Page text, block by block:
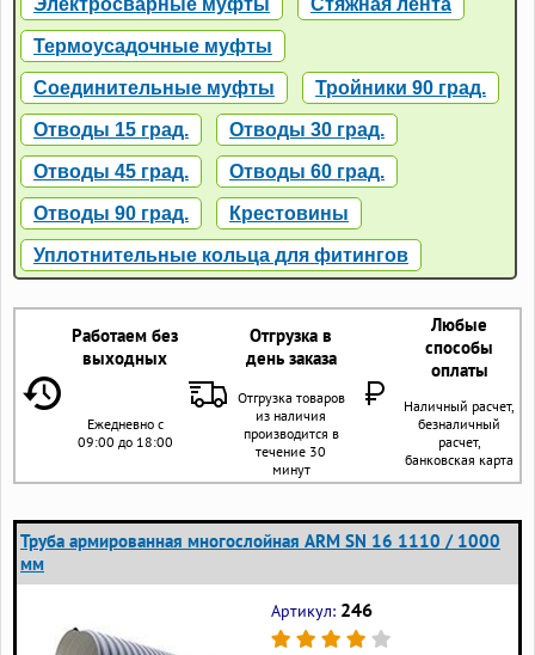
Термоусадочные муфты
Соединительные муфты Тройники 90 град.
Отводы 15 град. Отводы 30 град.
Отводы 45 град. Отводы 60 град.
Отводы 90 град. Крестовины
Уплотнительные кольца для фитингов
Работаем без
выходных
Отгрузка в
день заказа
Любые
способы
оплаты
Ежедневно с
09:00 до 18:00
Отгрузка товаров
из наличия
производится в
течение 30
минут
Наличный расчет,
безналичный
расчет,
банковская карта
Труба армированная многослойная ARM SN 16 1110 / 1000
мм
Артикул: 246